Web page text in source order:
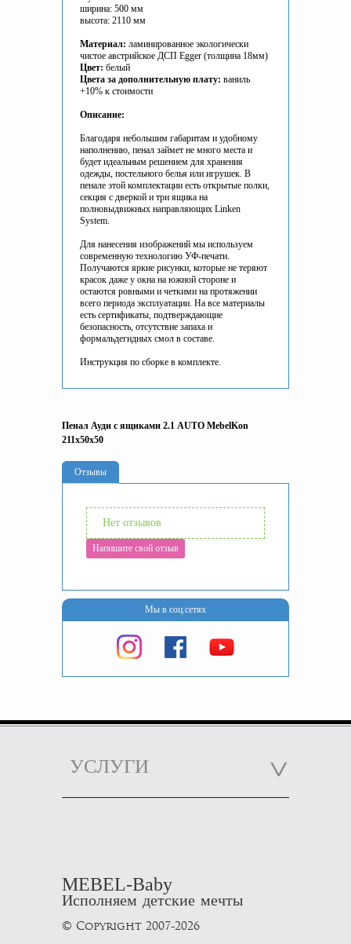
ширина: 500 мм
высота: 2110 мм
Материал: ламинированное экологически
чистое австрийское ДСП Egger (толщина 18мм)
Цвет: белый
Цвета за дополнительную плату: ваниль
+10% к стоимости
Описание:
Благодаря небольшим габаритам и удобному
наполнению, пенал займет не много места и
будет идеальным решением для хранения
одежды, постельного белья или игрушек. В
пенале этой комплектации есть открытые полки,
секция с дверкой и три ящика на
полновыдвижных направляющих Linken
System.
Для нанесения изображений мы используем
современную технологию УФ-печати.
Получаются яркие рисунки, которые не теряют
красок даже у окна на южной стороне и
остаются ровными и четкими на протяжении
всего периода эксплуатации. На все материалы
есть сертификаты, подтверждающие
безопасность, отсутствие запаха и
формальдегидных смол в составе.
Инструкция по сборке в комплекте.
Пенал Ауди с ящиками 2.1 AUTO MebelKon
211x50x50
Отзывы
Нет отзывов
Напишите свой отзыв
Мы в соц.сетях
УСЛУГИ
MEBEL-Baby
Исполняем детские мечты
© Copyright 2007-2026